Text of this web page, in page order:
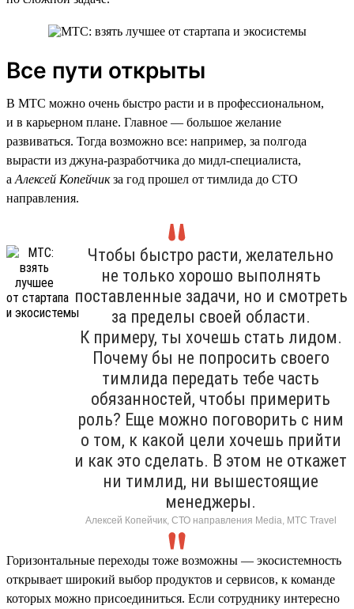
Все пути открыты
В МТС можно очень быстро расти и в профессиональном,
и в карьерном плане. Главное — большое желание
развиваться. Тогда возможно все: например, за полгода
вырасти из джуна-разработчика до мидл-специалиста,
а Алексей Копейчикза год прошел от тимлида до CTO
направления.
Чтобы быстро расти, желательно
не только хорошо выполнять
поставленные задачи, но и смотреть
за пределы своей области.
К примеру, ты хочешь стать лидом.
Почему бы не попросить своего
тимлида передать тебе часть
обязанностей, чтобы примерить
роль? Еще можно поговорить с ним
о том, к какой цели хочешь прийти
и как это сделать. В этом не откажет
ни тимлид, ни вышестоящие
менеджеры.
Алексей Копейчик, СТО направления Media, МТС Travel
Горизонтальные переходы тоже возможны — экосистемность
открывает широкий выбор продуктов и сервисов, к команде
которых можно присоединиться. Если сотруднику интересно